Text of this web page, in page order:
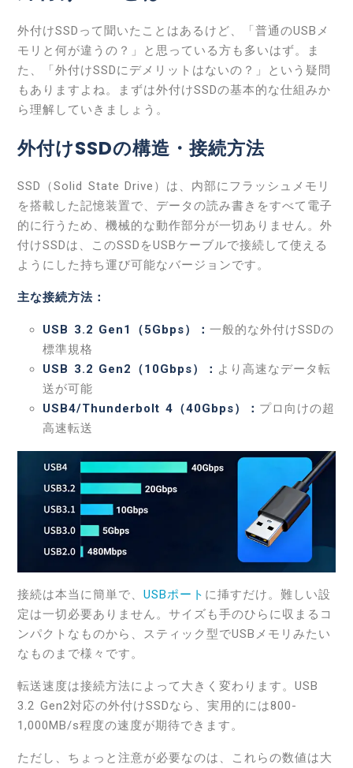
外付けSSDって聞いたことはあるけど、「普通のUSBメ
モリと何が違うの？」と思っている方も多いはず。ま
た、「外付けSSDにデメリットはないの？」という疑問
もありますよね。まずは外付けSSDの基本的な仕組みか
ら理解していきましょう。
外付けSSDの構造・接続方法
SSD（Solid State Drive）は、内部にフラッシュメモリ
を搭載した記憶装置で、データの読み書きをすべて電子
的に行うため、機械的な動作部分が一切ありません。外
付けSSDは、このSSDをUSBケーブルで接続して使える
ようにした持ち運び可能なバージョンです。
主な接続方法：
USB 3.2 Gen1（5Gbps）： 一般的な外付けSSDの
標準規格
USB 3.2 Gen2（10Gbps）： より高速なデータ転
送が可能
USB4/Thunderbolt 4（40Gbps）： プロ向けの超
高速転送
接続は本当に簡単で、 USBポート に挿すだけ。難しい設
定は一切必要ありません。サイズも手のひらに収まるコ
ンパクトなものから、スティック型でUSBメモリみたい
なものまで様々です。
転送速度は接続方法によって大きく変わります。USB
3.2 Gen2対応の外付けSSDなら、実用的には800-
1,000MB/s程度の速度が期待できます。
ただし、ちょっと注意が必要なのは、これらの数値は大